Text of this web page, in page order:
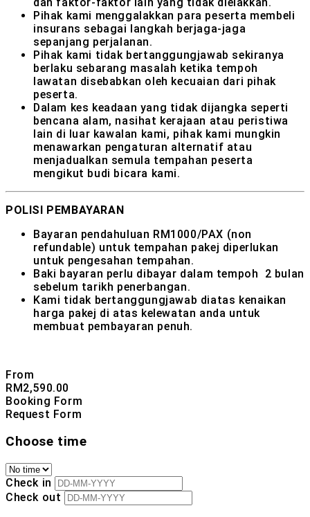
Pihak kami menggalakkan para peserta membeli
insurans sebagai langkah berjaga-jaga
sepanjang perjalanan.
Pihak kami tidak bertanggungjawab sekiranya
berlaku sebarang masalah ketika tempoh
lawatan disebabkan oleh kecuaian dari pihak
peserta.
Dalam kes keadaan yang tidak dijangka seperti
bencana alam, nasihat kerajaan atau peristiwa
lain di luar kawalan kami, pihak kami mungkin
menawarkan pengaturan alternatif atau
menjadualkan semula tempahan peserta
mengikut budi bicara kami.
POLISI PEMBAYARAN
Bayaran pendahuluan RM1000/PAX (non
refundable) untuk tempahan pakej diperlukan
untuk pengesahan tempahan.
Baki bayaran perlu dibayar dalam tempoh 2 bulan
sebelum tarikh penerbangan.
Kami tidak bertanggungjawab diatas kenaikan
harga pakej di atas kelewatan anda untuk
membuat pembayaran penuh.
From
RM2,590.00
Booking Form
Request Form
Choose time
Check in
Check out